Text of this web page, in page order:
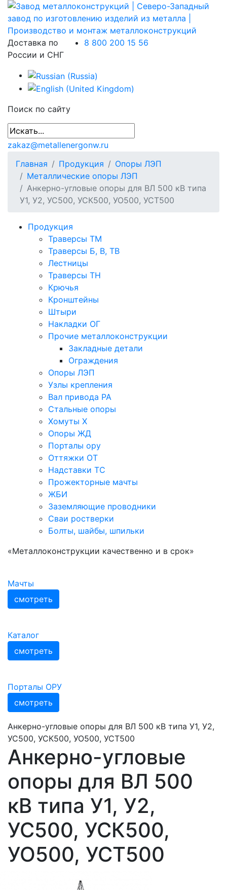
Доставка по
России и СНГ
8 800 200 15 56
Поиск по сайту
zakaz@metallenergonw.ru
Главная
Продукция
Опоры ЛЭП
Металлические опоры ЛЭП
Анкерно-угловые опоры для ВЛ 500 кВ типа
У1, У2, УС500, УСК500, УО500, УСТ500
Продукция
Траверсы ТМ
Траверсы Б, В, ТВ
Лестницы
Траверсы ТН
Крючья
Кронштейны
Штыри
Накладки ОГ
Прочие металлоконструкции
Закладные детали
Ограждения
Опоры ЛЭП
Узлы крепления
Вал привода РА
Стальные опоры
Хомуты Х
Опоры ЖД
Порталы ору
Оттяжки ОТ
Надставки ТС
Прожекторные мачты
ЖБИ
Заземляющие проводники
Сваи ростверки
Болты, шайбы, шпильки
«Металлоконструкции качественно и в срок»
Мачты
смотреть
Каталог
смотреть
Порталы ОРУ
смотреть
Анкерно-угловые опоры для ВЛ 500 кВ типа У1, У2,
УС500, УСК500, УО500, УСТ500
Анкерно-угловые
опоры для ВЛ 500
кВ типа У1, У2,
УС500, УСК500,
УО500, УСТ500